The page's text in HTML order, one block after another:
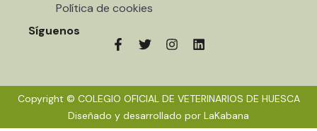
Política de cookies
Síguenos
Copyright © COLEGIO OFICIAL DE VETERINARIOS DE HUESCA
Diseñado y desarrollado por LaKabana